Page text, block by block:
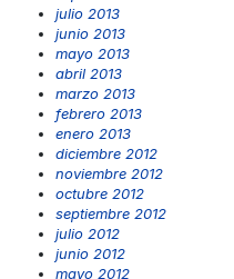
julio 2013
junio 2013
mayo 2013
abril 2013
marzo 2013
febrero 2013
enero 2013
diciembre 2012
noviembre 2012
octubre 2012
septiembre 2012
julio 2012
junio 2012
mayo 2012